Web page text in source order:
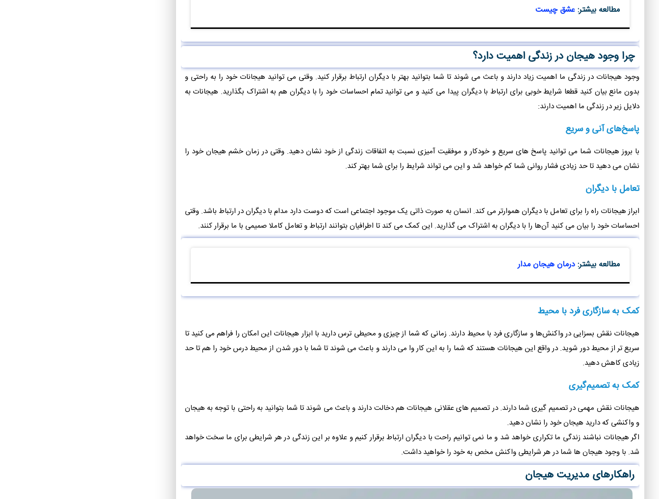
مطالعه بیشتر:عشق چیست
چرا وجود هیجان در زندگی اهمیت دارد؟
وجود هیجانات در زندگی ما اهمیت زیاد دارند و باعث می شوند تا شما بتوانید بهتر با دیگران ارتباط برقرار کنید. وقتی می توانید هیجانات خود را به راحتی و
بدون مانع بیان کنید قطعا شرایط خوبی برای ارتباط با دیگران پیدا می کنید و می توانید تمام احساسات خود را با دیگران هم به اشتراک بگذارید. هیجانات به
دلایل زیر در زندگی ما اهمیت دارند:
پاسخ‌های آنی و سریع
با بروز هیجانات شما می توانید پاسخ های سریع و خودکار و موفقیت آمیزی نسبت به اتفاقات زندگی از خود نشان دهید. وقتی در زمان خشم هیجان خود را
نشان می دهید تا حد زیادی فشار روانی شما کم خواهد شد و این می تواند شرایط را برای شما بهتر کند.
تعامل با دیگران
ابراز هیجانات راه را برای تعامل با دیگران هموارتر می کند. انسان به صورت ذاتی یک موجود اجتماعی است که دوست دارد مدام با دیگران در ارتباط باشد. وقتی
احساسات خود را بیان می کنید آن‌ها را با دیگران به اشتراک می گذارید. این کمک می کند تا اطرافیان بتوانند ارتباط و تعامل کاملا صمیمی با ما برقرار کنند.
مطالعه بیشتر:درمان هیجان مدار
کمک به سازگاری فرد با محیط
هیجانات نقش بسزایی در واکنش‌ها و سازگاری فرد با محیط دارند. زمانی که شما از چیزی و محیطی ترس دارید با ابزار هیجانات این امکان را فراهم می کنید تا
سریع تر از محیط دور شوید. در واقع این هیجانات هستند که شما را به این کار وا می دارند و باعث می شوند تا شما با دور شدن از محیط درس خود را هم تا حد
زیادی کاهش دهید.
کمک به تصمیم‌گیری
هیجانات نقش مهمی در تصمیم گیری شما دارند. در تصمیم های عقلانی هیجانات هم دخالت دارند و باعث می شوند تا شما بتوانید به راحتی با توجه به هیجان
و واکنشی که دارید هیجان خود را نشان دهید.
اگر هیجانات نباشند زندگی ما تکراری خواهد شد و ما نمی توانیم راحت با دیگران ارتباط برقرار کنیم و علاوه بر این زندگی در هر شرایطی برای ما سخت خواهد
شد. با وجود هیجان ها شما در هر شرایطی واکنش مخص به خود را خواهید داشت.
راهکارهای مدیریت هیجان